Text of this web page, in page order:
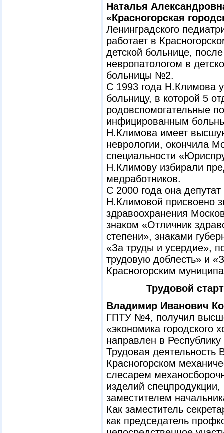
Наталья
«Красногорская
Ленинградского
работает в
детской больнице,
невропатологом в
больницы №2.
С 1993 года Н.Климова
больницу, в которой 5
родовспомогательные
инфицированным
Н.Климова имеет
неврологии, окончила
специальности
Н.Климову избирали
медработников.
С 2000 года она
Н.Климовой присвоено
здравоохранения
знаком «Отличник
степени», знаками
«За труды и усердие»,
трудовую доблесть» и
Красногорским
Трудовой
Владимир Иванович
ГПТУ №4, получил
«экономика
направлен в
Трудовая деятельность
Красногорском
слесарем
изделий
заместителем
Как заместитель
как председатель